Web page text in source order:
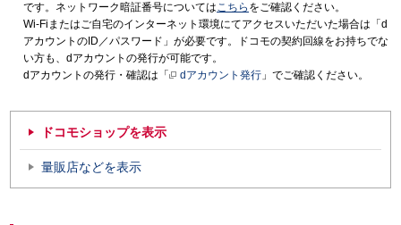
です。ネットワーク暗証番号についてはこちら をご確認ください。
Wi-Fiまたはご自宅のインターネット環境にてアクセスいただいた場合は「d
アカウントのID／パスワード」が必要です。ドコモの契約回線をお持ちでな
い方も、dアカウントの発行が可能です。
dアカウントの発行・確認は「
dアカウント発行 」でご確認ください。
ドコモショップを表示
量販店などを表示